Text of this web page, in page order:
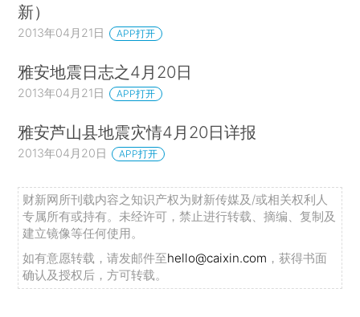
新）
2013年04月21日 APP打开
雅安地震日志之4月20日
2013年04月21日 APP打开
雅安芦山县地震灾情4月20日详报
2013年04月20日 APP打开
财新网所刊载内容之知识产权为财新传媒及/或相关权利人
专属所有或持有。未经许可，禁止进行转载、摘编、复制及
建立镜像等任何使用。
如有意愿转载，请发邮件至hello@caixin.com ，获得书面
确认及授权后，方可转载。